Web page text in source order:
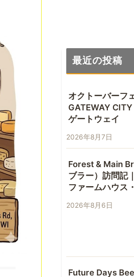
最近の投稿
オクトーバーフ
GATEWAY
ゲートウェイ
2026年8月7日
Forest & Main
ブラー）訪問記
ファームハウス
2026年8月6日
Future Days